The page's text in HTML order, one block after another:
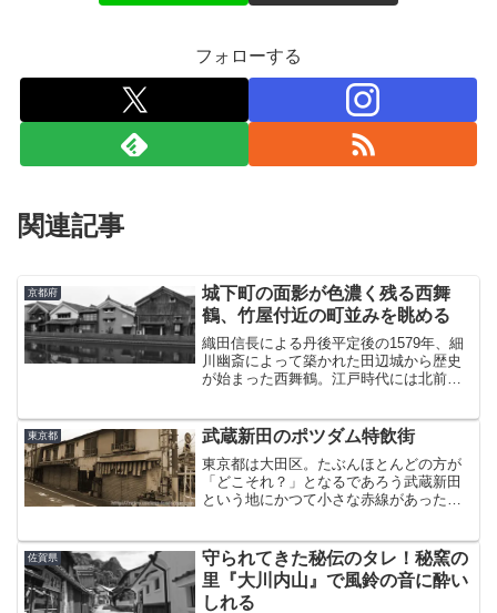
フォローする
関連記事
京都府
城下町の面影が色濃く残る西舞
鶴、竹屋付近の町並みを眺める
織田信長による丹後平定後の1579年、細
川幽斎によって築かれた田辺城から歴史
が始まった西舞鶴。江戸時代には北前船
けたまちなみの面影が、界隈には今なお
残っている。竹屋のまち...
東京都 武蔵新田のポツダム特飲街
東京都は大田区。たぶんほとんどの方が
「どこそれ？」となるであろう武蔵新田
という地にかつて小さな赤線があったこ
に降り立ったのは、今にも泣き出しそう
な空の梅雨の日であった。...
佐賀県
守られてきた秘伝のタレ！秘窯の
里『大川内山』で風鈴の音に酔い
しれる